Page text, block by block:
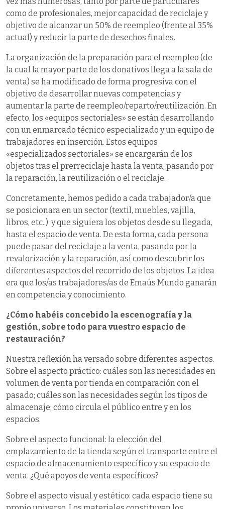
como de profesionales, mejor capacidad de reciclaje y
objetivo de alcanzar un 50% de reempleo (frente al 35%
actual) y reducir la parte de desechos finales.
La organización de la preparación para el reempleo (de
la cual la mayor parte de los donativos llega a la sala de
venta) se ha modificado de forma progresiva con el
objetivo de desarrollar nuevas competencias y
aumentar la parte de reempleo/reparto/reutilización. En
efecto, los «equipos sectoriales» se están desarrollando
con un enmarcado técnico especializado y un equipo de
trabajadores en inserción. Estos equipos
«especializados sectoriales» se encargarán de los
objetos tras el prerreciclaje hasta la venta, pasando por
la reparación, la reutilización o el reciclaje.
Concretamente, hemos pedido a cada trabajador/a que
se posicionara en un sector (textil, muebles, vajilla,
libros, etc..) y que siguiera los objetos desde su llegada,
hasta el espacio de venta. De esta forma, cada persona
puede pasar del reciclaje a la venta, pasando por la
revalorización y la reparación, así como descubrir los
diferentes aspectos del recorrido de los objetos. La idea
era que los/as trabajadores/as de Emaús Mundo ganarán
en competencia y conocimiento.
¿Cómo habéis concebido la escenografía y la
gestión, sobre todo para vuestro espacio de
restauración?
Nuestra reflexión ha versado sobre diferentes aspectos.
Sobre el aspecto práctico: cuáles son las necesidades en
volumen de venta por tienda en comparación con el
pasado; cuáles son las necesidades según los tipos de
almacenaje; cómo circula el público entre y en los
espacios.
Sobre el aspecto funcional: la elección del
emplazamiento de la tienda según el transporte entre el
espacio de almacenamiento específico y su espacio de
venta. ¿Qué apoyos de venta específicos?
Sobre el aspecto visual y estético: cada espacio tiene su